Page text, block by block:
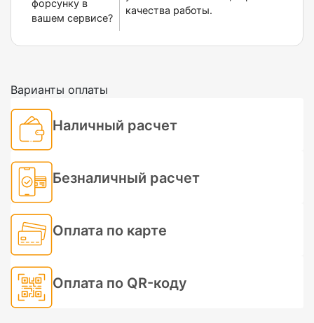
форсунку в
вашем сервисе?
качества работы.
Варианты оплаты
Наличный расчет
Безналичный расчет
Оплата по карте
Оплата по QR-коду